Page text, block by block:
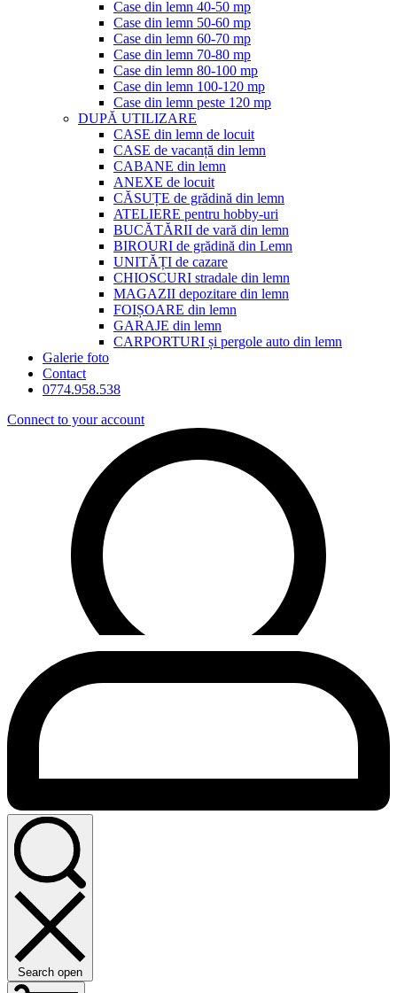
Case din lemn 40-50 mp
Case din lemn 50-60 mp
Case din lemn 60-70 mp
Case din lemn 70-80 mp
Case din lemn 80-100 mp
Case din lemn 100-120 mp
Case din lemn peste 120 mp
DUPĂ UTILIZARE
CASE din lemn de locuit
CASE de vacanță din lemn
CABANE din lemn
ANEXE de locuit
CĂSUȚE de grădină din lemn
ATELIERE pentru hobby-uri
BUCĂTĂRII de vară din lemn
BIROURI de grădină din Lemn
UNITĂȚI de cazare
CHIOSCURI stradale din lemn
MAGAZII depozitare din lemn
FOIȘOARE din lemn
GARAJE din lemn
CARPORTURI și pergole auto din lemn
Galerie foto
Contact
0774.958.538
Connect to your account
Search open